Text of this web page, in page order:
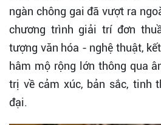
ngàn chông gai đã vượt ra
chương trình giải trí đơn
tượng văn hóa - nghệ thuật,
hâm mộ rộng lớn thông qua
trị về cảm xúc, bản sắc, tinh
đại.